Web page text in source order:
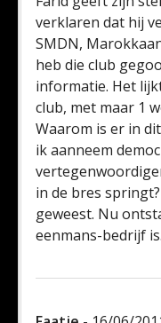
verklaren dat hij
SMDN,
heb die club
informatie. Het
club, met maar 1
Waarom is er in
ik aanneem
in de bres
geweest. Nu
eenmans-bedrijf is.